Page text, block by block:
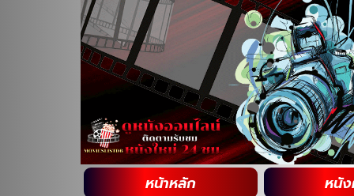
หน้าหลัก
หนั